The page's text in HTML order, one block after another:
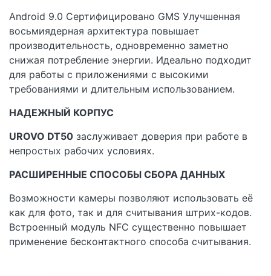
Android 9.0 Сертифицировано GMS Улучшенная
восьмиядерная архитектура повышает
производительность, одновременно заметно
снижая потребление энергии. Идеально подходит
для работы с приложениями с высокими
требованиями и длительным использованием.
НАДЕЖНЫЙ КОРПУС
UROVO DT50 заслуживает доверия при работе в
непростых рабочих условиях.
РАСШИРЕННЫЕ СПОСОБЫ СБОРА ДАННЫХ
Возможности камеры позволяют использовать её
как для фото, так и для считывания штрих-кодов.
Встроенный модуль NFC существенно повышает
применение бесконтактного способа считывания.